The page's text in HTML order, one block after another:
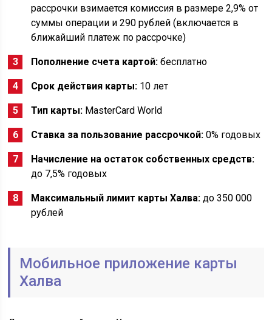
рассрочки взимается комиссия в размере 2,9% от
суммы операции и 290 рублей (включается в
ближайший платеж по рассрочке)
Пополнение счета картой: бесплатно
Срок действия карты: 10 лет
Тип карты: MasterCard World
Ставка за пользование рассрочкой: 0% годовых
Начисление на остаток собственных средств:
до 7,5% годовых
Максимальный лимит карты Халва: до 350 000
рублей
Мобильное приложение карты
Халва